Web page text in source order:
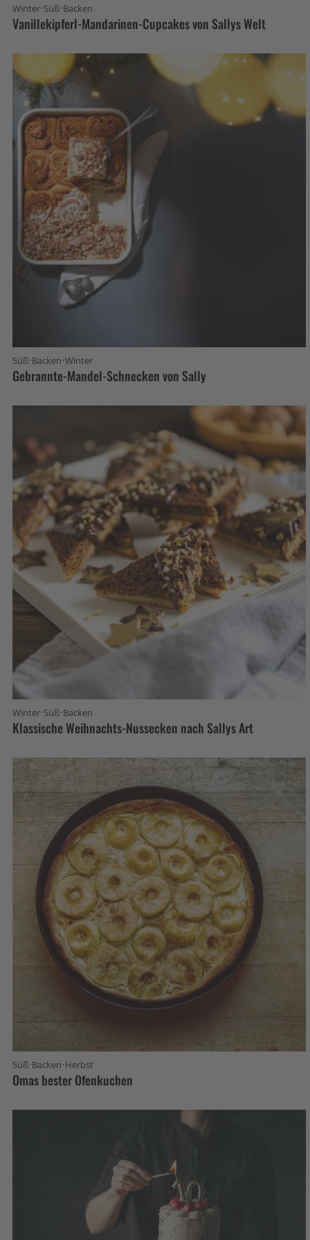
Winter·Süß·Backen
Vanillekipferl-Mandarinen-Cupcakes von Sallys Welt
Süß·Backen·Winter
Gebrannte-Mandel-Schnecken von Sally
Winter·Süß·Backen
Klassische Weihnachts-Nussecken nach Sallys Art
Süß·Backen·Herbst
Omas bester Ofenkuchen